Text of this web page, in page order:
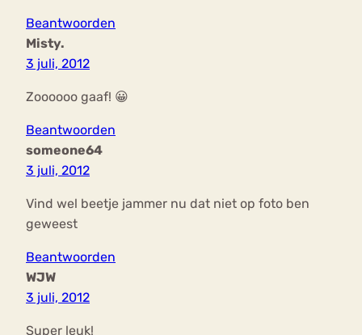
Beantwoorden
Misty.
3 juli, 2012
Zoooooo gaaf! 😀
Beantwoorden
someone64
3 juli, 2012
Vind wel beetje jammer nu dat niet op foto ben
geweest
Beantwoorden
WJW
3 juli, 2012
Super leuk!